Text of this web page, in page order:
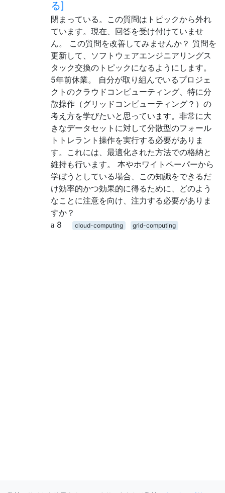
る]
閉まっている。この質問はトピックから外れ
ています。現在、回答を受け付けていませ
ん。 この質問を改善してみませんか？ 質問を
更新して、ソフトウェアエンジニアリングス
タック交換のトピックになるようにします。
5年前休業。 自分が取り組んでいるプロジェ
クトのクラウドコンピューティング、特に分
散操作（グリッドコンピューティング？）の
考え方を学びたいと思っています。非常に大
きなデータセットに対して分散型のフォール
トトレラント操作を実行する必要がありま
す。これには、最適化された方法での格納と
維持も行います。 本やホワイトペーパーから
学ぼうとしている場合、この知識をできるだ
け効率的かつ効果的に得るために、どのよう
なことに注意を向け、注力する必要がありま
すか？
8
cloud-computing grid-computing